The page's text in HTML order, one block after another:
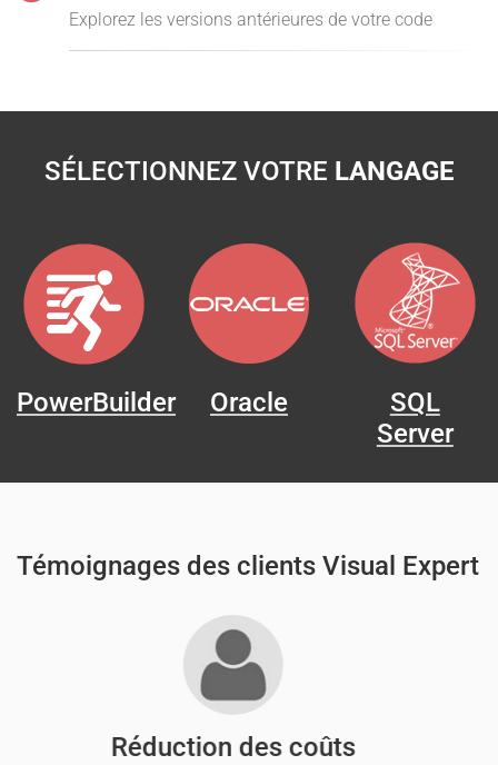
Explorez les versions antérieures de votre code
SÉLECTIONNEZ VOTRE LANGAGE
PowerBuilder Oracle
SQL
Server
Témoignages des clients Visual Expert
Réduction des coûts